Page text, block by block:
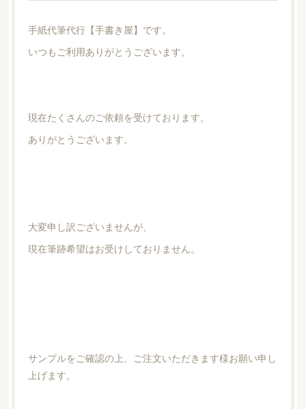
手紙代筆代行【手書き屋】です。
いつもご利用ありがとうございます。
現在たくさんのご依頼を受けております。
ありがとうございます。
大変申し訳ございませんが、
現在筆跡希望はお受けしておりません。
サンプルをご確認の上、ご注文いただきます様お願い申し
上げます。